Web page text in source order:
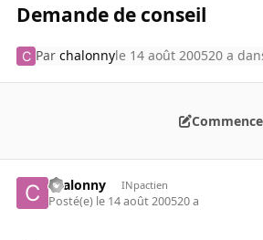
Demande de conseil
Parchalonnyle 14 août 200520 a
chalonny INpactien
Posté(e) le 14 août 200520 a